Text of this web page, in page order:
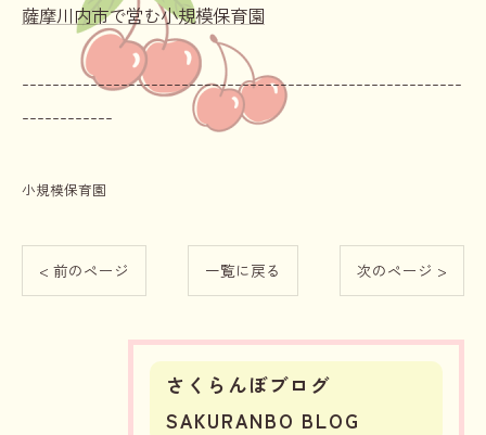
薩摩川内市で営む小規模保育園
----------------------------------------------------------
------------
小規模保育園
< 前のページ 一覧に戻る 次のページ >
さくらんぼブログ
SAKURANBO BLOG